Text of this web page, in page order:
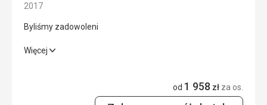
Do wycieczki tylko śniadanie odpowiadające standardowi
2017
Byliśmy zadowoleni
Byliśmy zadowoleni
3,0/ 5
Więcej
od 1 958 zł za os.